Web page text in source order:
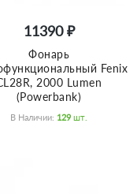
11390 ₽
Фонарь
Fenix
2000 Lumen
(Powerbank)
В Наличии: 129 Шт.